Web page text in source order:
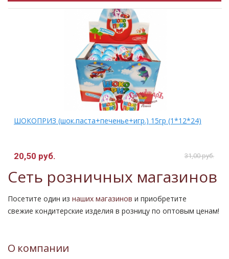
ШОКОПРИЗ (шок.паста+печенье+игр.) 15гр (1*12*24)
20,50 руб. 31,00 руб.
Сеть розничных магазинов
Посетите один из наших магазинов и приобретите
свежие кондитерские изделия в розницу по оптовым ценам!
О компании